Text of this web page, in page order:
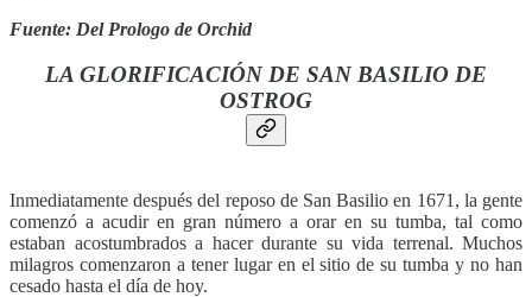
Fuente: Del Prologo de Orchid
LA GLORIFICACIÓN DE SAN BASILIO DE
OSTROG
Inmediatamente después del reposo de San Basilio en 1671, la gente
comenzó a acudir en gran número a orar en su tumba, tal como
estaban acostumbrados a hacer durante su vida terrenal. Muchos
milagros comenzaron a tener lugar en el sitio de su tumba y no han
cesado hasta el día de hoy.